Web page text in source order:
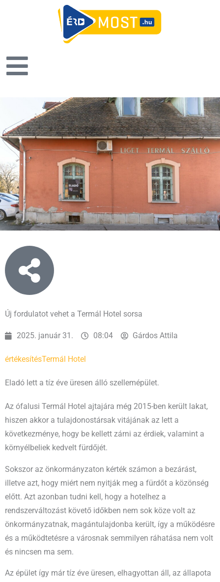
Új fordulatot vehet a Termál Hotel sorsa
2025. január 31. 08:04 Gárdos Attila
értékesítésTermál Hotel
Eladó lett a tíz éve üresen álló szellemépület.
Az ófalusi Termál Hotel ajtajára még 2015-ben került lakat,
hiszen akkor a tulajdonostársak vitájának az lett a
következménye, hogy be kellett zárni az érdiek, valamint a
környélbeliek kedvelt fürdőjét.
Sokszor az önkormányzaton kérték számon a bezárást,
illetve azt, hogy miért nem nyitják meg a fürdőt a közönség
előtt. Azt azonban tudni kell, hogy a hotelhez a
rendszerváltozást követő időkben nem sok köze volt az
önkormányzatnak, magántulajdonba került, így a működésre
és a működtetésre a városnak semmilyen ráhatása nem volt
és nincsen ma sem.
Az épület így már tíz éve üresen, elhagyottan áll, az állapota